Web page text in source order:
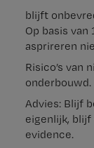
blijft
Op basis van
asprireren
Risico’s van
onderbouwd.
Advies: Blijf
eigenlijk, blijf
evidence.